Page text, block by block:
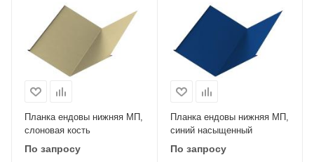
Планка ендовы нижняя МП,
слоновая кость
По запросу
Планка ендовы нижняя МП,
синий насыщенный
По запросу